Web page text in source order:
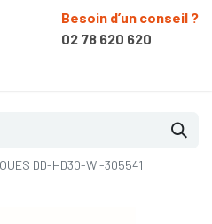
Besoin d’un conseil ?
02 78 620 620
DD-HD30-W -305541